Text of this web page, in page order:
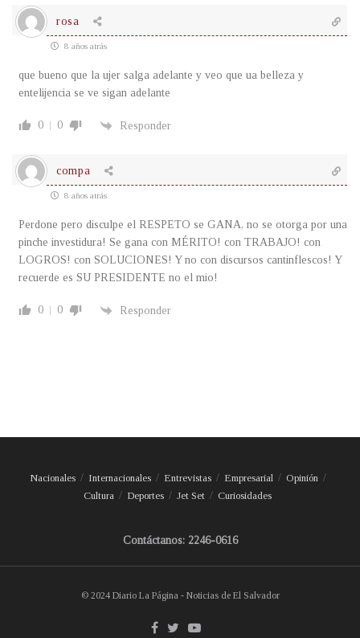
rosa
8 años atrás
que bueno que la ujer salga adelante y veo que ua belleza y
entelijencia se ve sigan adelante
0 0 Responder
compa
8 años atrás
Perdone pero disculpe el RESPETO se GANA, no se otorga por una
pinche investidura! Se gana con MÉRITO! con TRABAJO! con
LOGROS! con SOLUCIONES! Y no con discursos cantinflescos! Y
recuerde es SU PRESIDENTE no el mio!
0 0 Responder
Nacionales Internacionales Entrevistas Empresarial
Opinión
Cultura
Deportes Jet Set Curiosidades
Contáctanos: 2246-0616
© 2024 Diario La Página - Noticias de El Salvador